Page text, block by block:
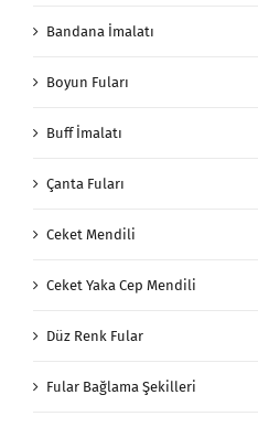
Bandana İmalatı
Boyun Fuları
Buff İmalatı
Çanta Fuları
Ceket Mendili
Ceket Yaka Cep Mendili
Düz Renk Fular
Fular Bağlama Şekilleri